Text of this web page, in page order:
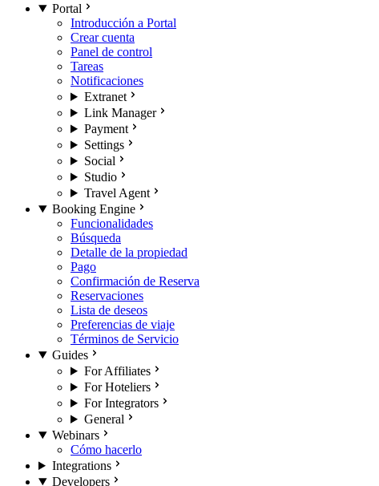
Portal
Introducción a Portal
Crear cuenta
Panel de control
Tareas
Notificaciones
Extranet
Link Manager
Payment
Settings
Social
Studio
Travel Agent
Booking Engine
Funcionalidades
Búsqueda
Detalle de la propiedad
Pago
Confirmación de Reserva
Reservaciones
Lista de deseos
Preferencias de viaje
Términos de Servicio
Guides
For Affiliates
For Hoteliers
For Integrators
General
Webinars
Cómo hacerlo
Integrations
Developers